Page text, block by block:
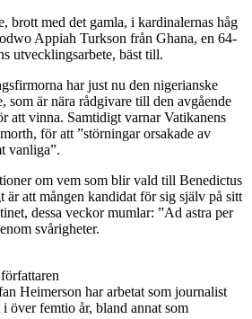
brott med det gamla, i kardinalernas håg
Appiah Turkson från Ghana, en 64-
utvecklingsarbete, bäst till.
har just nu den nigerianske
som är nära rådgivare till den avgående
att vinna. Samtidigt varnar Vatikanens
för att ”störningar orsakade av
vanliga”.
om vem som blir vald till Benedictus
att mången kandidat för sig själv på sitt
dessa veckor mumlar: ”Ad astra per
svårigheter.
Heimerson har arbetat som journalist
över femtio år, bland annat som